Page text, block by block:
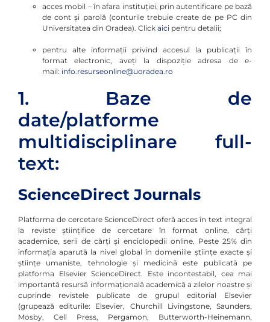
acces mobil – în afara instituţiei, prin autentificare pe bază
de cont şi parolă (conturile trebuie create de pe PC din
Universitatea din Oradea). Click aici pentru detalii;
pentru alte informații privind accesul la publicații în
format electronic, aveți la dispoziție adresa de e-
mail: info.resurseonline@uoradea.ro
1. Baze de
date/platforme
multidisciplinare full-
text:
ScienceDirect Journals
Platforma de cercetare ScienceDirect oferă acces în text integral
la reviste ştiinţifice de cercetare în format online, cărţi
academice, serii de cărţi şi enciclopedii online. Peste 25% din
informaţia aparută la nivel global în domeniile ştiinţe exacte şi
ştiinţe umaniste, tehnologie şi medicină este publicată pe
platforma Elsevier ScienceDirect. Este incontestabil, cea mai
importantă resursă informaţională academică a zilelor noastre şi
cuprinde revistele publicate de grupul editorial Elsevier
(grupează editurile: Elsevier, Churchill Livingstone, Saunders,
Mosby, Cell Press, Pergamon, Butterworth-Heinemann,